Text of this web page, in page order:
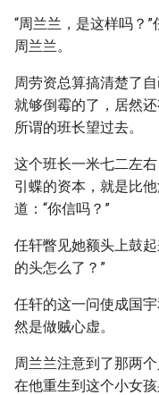
“周兰兰，是这样吗？
周兰兰。
周劳资总算搞清楚了
就够倒霉的了，居然
所谓的班长望过去。
这个班长一米七二左
引蝶的资本，就是比
道：“你信吗？”
任轩瞥见她额头上鼓
的头怎么了？”
任轩的这一问使成国
然是做贼心虚。
周兰兰注意到了那两
在他重生到这个小女